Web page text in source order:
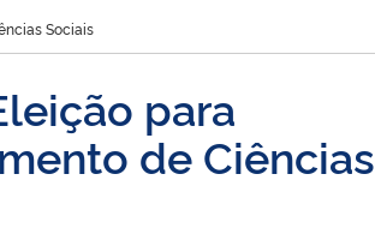
Sociais
para
de Ciências